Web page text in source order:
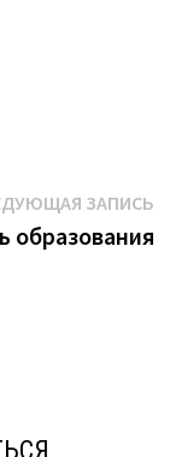
ЗАПИСЬ
образования